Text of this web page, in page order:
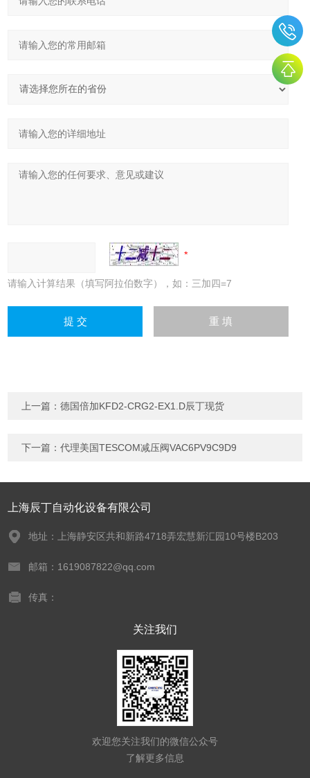
请输入计算结果（填写阿拉伯数字），如：三加四=7
上一篇：德国倍加KFD2-CRG2-EX1.D辰丁现货
下一篇：代理美国TESCOM减压阀VAC6PV9C9D9
上海辰丁自动化设备有限公司
地址：上海静安区共和新路4718弄宏慧新汇园10号楼B203
邮箱：1619087822@qq.com
传真：
关注我们
欢迎您关注我们的微信公众号
了解更多信息